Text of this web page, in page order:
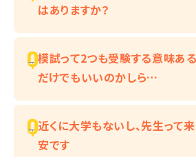
はありますか？
模試って2つも受験する意味あ
だけでもいいのかしら…
近くに大学もないし、先生って
安です